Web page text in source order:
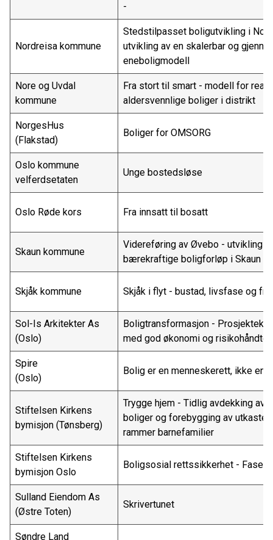
-
Nordreisa kommune
Stedstilpasset boligutvikling i
utvikling av en skalerbar og
eneboligmodell
Nore og Uvdal
kommune
Fra stort til smart - modell for
aldersvennlige boliger i distrikt
NorgesHus
(Flakstad)
Boliger for OMSORG
Oslo kommune
velferdsetaten
Unge bostedsløse
Oslo Røde kors Fra innsatt til bosatt
Skaun kommune
Videreføring av Øvebo - utvikling
bærekraftige boligforløp i Skaun
Skjåk kommune Skjåk i flyt - bustad, livsfase og
Sol-Is Arkitekter As
(Oslo)
Boligtransformasjon -
med god økonomi og
Spire
(Oslo)
Bolig er en menneskerett, ikke en
Stiftelsen Kirkens
bymisjon (Tønsberg)
Trygge hjem - Tidlig avdekking av
boliger og forebygging av
rammer barnefamilier
Stiftelsen Kirkens
bymisjon Oslo
Boligsosial rettssikkerhet - Fase
Sulland Eiendom As
(Østre Toten)
Skrivertunet
Søndre Land